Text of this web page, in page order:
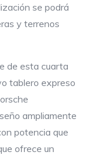
se podrá
y terrenos
de esta cuarta
tablero expreso
ampliamente
potencia que
ofrece un